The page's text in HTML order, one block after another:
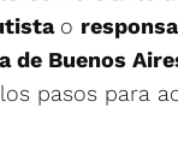
o
de Buenos
pasos para